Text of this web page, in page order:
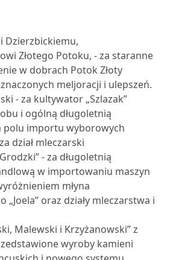
Dzierzbickiemu,
Złotego Potoku, - za staranne
w dobrach Potok Złoty
meljoracji i ulepszeń.
- za kultywator „Szlazak”
i ogólną długoletnią
polu importu wyborowych
dział mleczarski
- za długoletnią
w importowaniu maszyn
młyna
„Joela” oraz działy mleczarstwa i
Malewski i Krzyżanowski” z
wyroby kamieni